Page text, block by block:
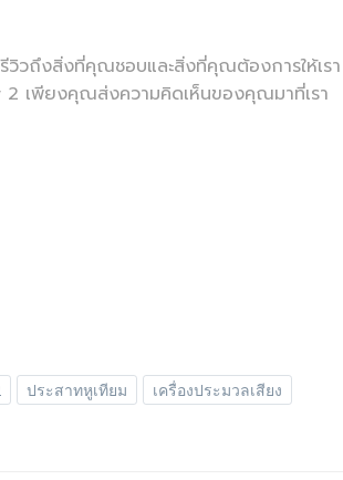
วถึงสิ่งที่คุณชอบและสิ่งที่คุณต้องการให้เรา
เพียงคุณส่งความคิดเห็นของคุณมาที่เรา
ประสาทหูเทียม เครื่องประมวลเสียง